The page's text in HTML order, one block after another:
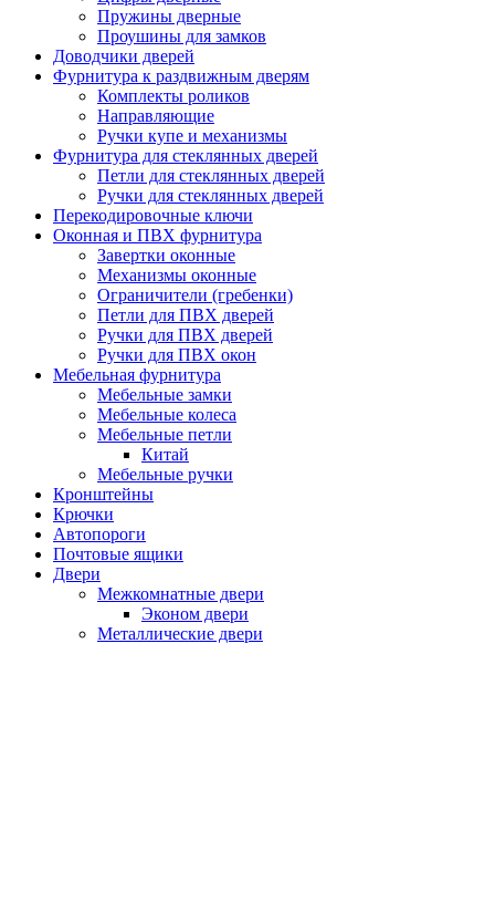
Пружины дверные
Проушины для замков
Доводчики дверей
Фурнитура к раздвижным дверям
Комплекты роликов
Направляющие
Ручки купе и механизмы
Фурнитура для стеклянных дверей
Петли для стеклянных дверей
Ручки для стеклянных дверей
Перекодировочные ключи
Оконная и ПВХ фурнитура
Завертки оконные
Механизмы оконные
Ограничители (гребенки)
Петли для ПВХ дверей
Ручки для ПВХ дверей
Ручки для ПВХ окон
Мебельная фурнитура
Мебельные замки
Мебельные колеса
Мебельные петли
Китай
Мебельные ручки
Кронштейны
Крючки
Автопороги
Почтовые ящики
Двери
Межкомнатные двери
Эконом двери
Металлические двери